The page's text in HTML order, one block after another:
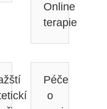
Online
terapie
Péče
o